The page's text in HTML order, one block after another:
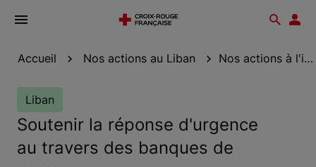
Ouvrir
Accueil Nos actions au Liban Nos actions à l'international
Liban
Soutenir la réponse d'urgence
au travers des banques de